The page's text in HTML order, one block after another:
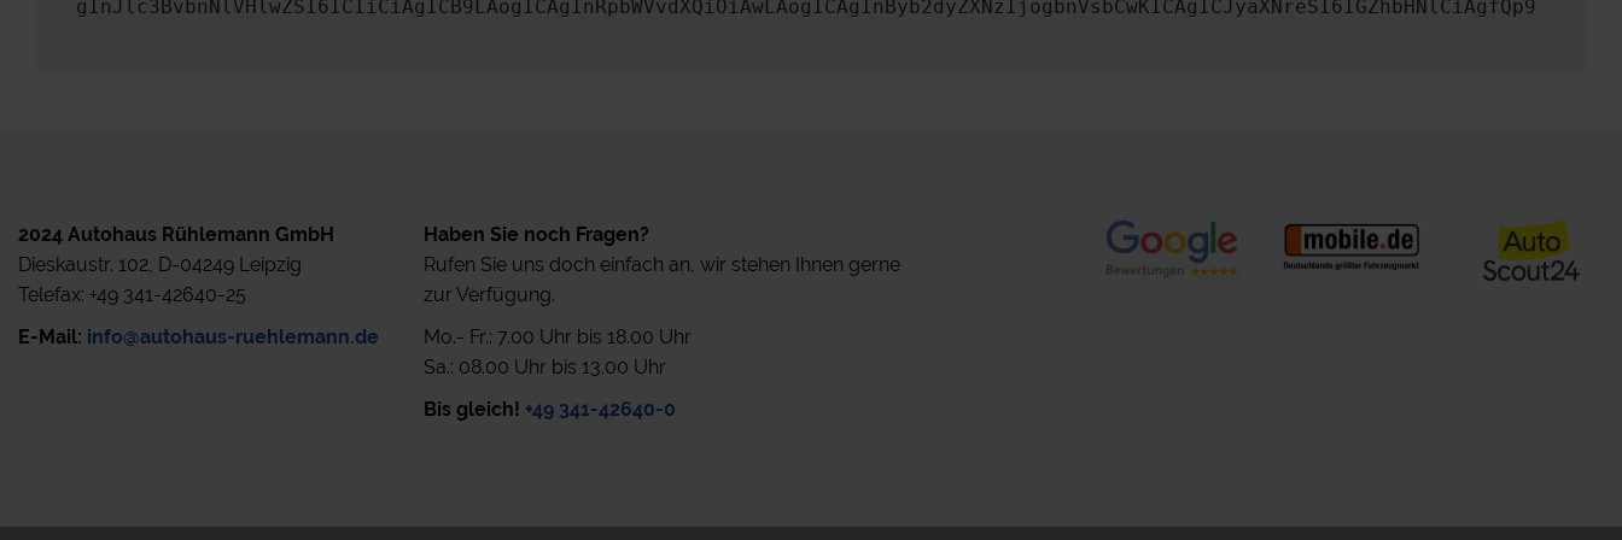
gInJlc3BvbnNlVHlwZSI6ICIiCiAgICB9LAogICAgInRpbWVvdXQiOiAwLAogICAgInByb2dyZXNzIjogbnVsbCwKICAgICJyaXNreSI6IGZhbHNlCiAgfQp9
2024 Autohaus Rühlemann GmbH
Dieskaustr. 102, D-04249 Leipzig
Telefax: +49 341-42640-25
E-Mail: info@autohaus-ruehlemann.de
Haben Sie noch Fragen?
Rufen Sie uns doch einfach an, wir stehen Ihnen gerne
zur Verfügung.
Mo.- Fr.: 7.00 Uhr bis 18.00 Uhr
Sa.: 08.00 Uhr bis 13.00 Uhr
Bis gleich! +49 341-42640-0